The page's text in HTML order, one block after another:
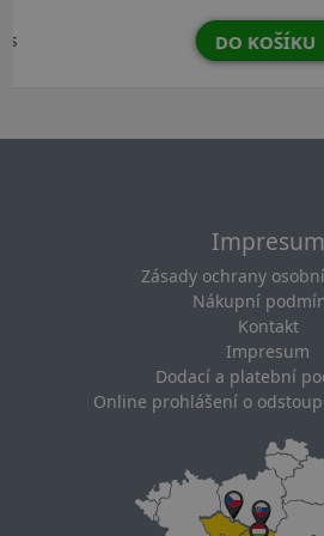
Impresum
Zásady ochrany
Nákupní
Kontakt
Impresum
Dodací a platební
Online prohlášení o